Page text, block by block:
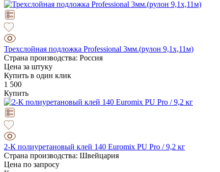
Трехслойная подложка Professional 3мм.(рулон 9,1х,11м)
Страна производства: Россия
Цена за штуку
Купить в один клик
1 500
Купить
2-К полиуретановый клей 140 Euromix PU Pro / 9,2 кг
Страна производства: Швейцария
Цена по запросу